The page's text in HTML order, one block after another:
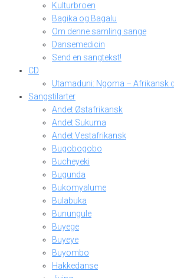
Kulturbroen
Bagika og Bagalu
Om denne samling sange
Dansemedicin
Send en sangtekst!
CD
Utamaduni: Ngoma – Afrikansk
Sangstilarter
Andet Østafrikansk
Andet Sukuma
Andet Vestafrikansk
Bugobogobo
Bucheyeki
Bugunda
Bukomyalume
Bulabuka
Bunungule
Buyege
Buyeye
Buyombo
Hakkedanse